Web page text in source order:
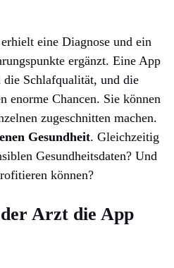
eine Diagnose und ein
ergänzt. Eine App
die Schlafqualität, und die
enorme Chancen. Sie können
zugeschnitten machen.
Gesundheit. Gleichzeitig
Gesundheitsdaten? Und
können?
Arzt die App